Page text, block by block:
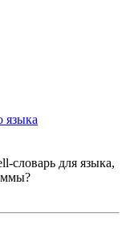
языка
словарь для языка,